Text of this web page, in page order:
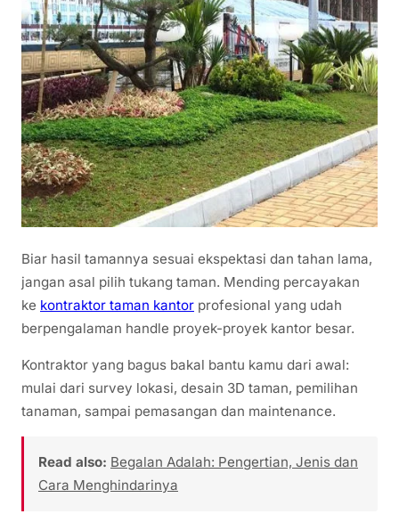
Biar hasil tamannya sesuai ekspektasi dan tahan lama,
jangan asal pilih tukang taman. Mending percayakan
ke kontraktor taman kantor profesional yang udah
berpengalaman handle proyek-proyek kantor besar.
Kontraktor yang bagus bakal bantu kamu dari awal:
mulai dari survey lokasi, desain 3D taman, pemilihan
tanaman, sampai pemasangan dan maintenance.
Read also: Begalan Adalah: Pengertian, Jenis dan
Cara Menghindarinya